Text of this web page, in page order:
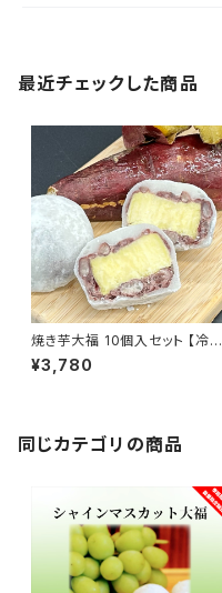
最近チェックした商品
焼き芋大福 10個入セット 【冷凍
便】 紅はるか 絶品の甘み 至福
の大福 ギフト おもたせ 九州 宮
¥3,780
同じカテゴリの商品